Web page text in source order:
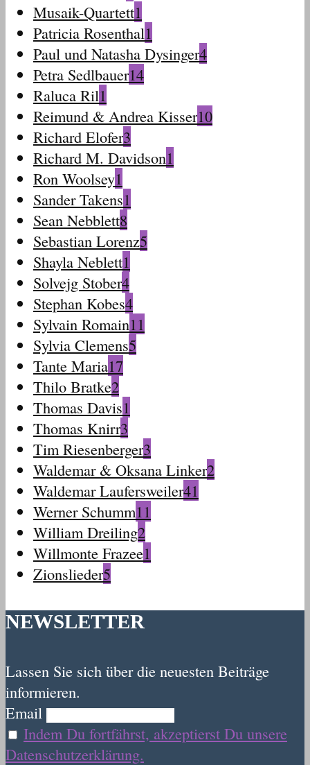
Musaik-Quartett1
Patricia Rosenthal1
Paul und Natasha Dysinger4
Petra Sedlbauer14
Raluca Ril1
Reimund & Andrea Kisser10
Richard Elofer3
Richard M. Davidson1
Ron Woolsey1
Sander Takens1
Sean Nebblett8
Sebastian Lorenz5
Shayla Neblett1
Solvejg Stober4
Stephan Kobes4
Sylvain Romain11
Sylvia Clemens5
Tante Maria17
Thilo Bratke2
Thomas Davis1
Thomas Knirr3
Tim Riesenberger3
Waldemar & Oksana Linker2
Waldemar Laufersweiler41
Werner Schumm11
William Dreiling2
Willmonte Frazee1
Zionslieder5
NEWSLETTER
Lassen Sie sich über die neuesten Beiträge
informieren.
Email
Indem Du fortfährst, akzeptierst Du unsere
Datenschutzerklärung.